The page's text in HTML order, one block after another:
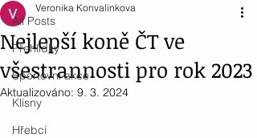
All Posts
Přehlídky
Sportovní akce
Klisny
Hřebci
Nejlepší koně ČT ve
všestrannosti pro rok 2023
Veronika Konvalinkova
Aktualizováno: 9. 3. 2024